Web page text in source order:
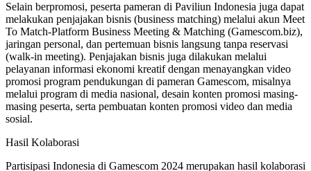
Selain berpromosi, peserta pameran di Paviliun Indonesia juga dapat
melakukan penjajakan bisnis (business matching) melalui akun Meet
To Match-Platform Business Meeting & Matching (Gamescom.biz),
jaringan personal, dan pertemuan bisnis langsung tanpa reservasi
(walk-in meeting). Penjajakan bisnis juga dilakukan melalui
pelayanan informasi ekonomi kreatif dengan menayangkan video
promosi program pendukungan di pameran Gamescom, misalnya
melalui program di media nasional, desain konten promosi masing-
masing peserta, serta pembuatan konten promosi video dan media
sosial.
Hasil Kolaborasi
Partisipasi Indonesia di Gamescom 2024 merupakan hasil kolaborasi